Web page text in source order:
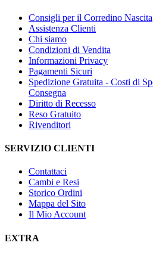
Consigli per il Corredino Nascita
Assistenza Clienti
Chi siamo
Condizioni di Vendita
Informazioni Privacy
Pagamenti Sicuri
Spedizione Gratuita - Costi di
Consegna
Diritto di Recesso
Reso Gratuito
Rivenditori
SERVIZIO CLIENTI
Contattaci
Cambi e Resi
Storico Ordini
Mappa del Sito
Il Mio Account
EXTRA